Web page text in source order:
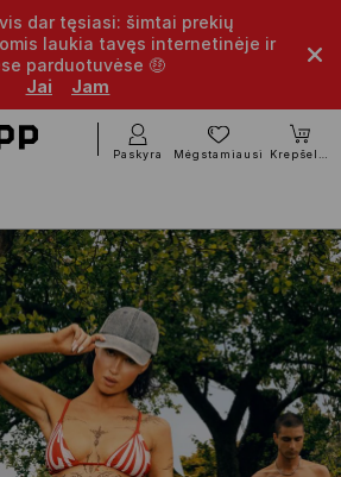
dar tęsiasi: šimtai prekių
laukia tavęs internetinėje ir
parduotuvėse 🤑
Jai
Jam
Paskyra Mėgstamiausi Krepšelis